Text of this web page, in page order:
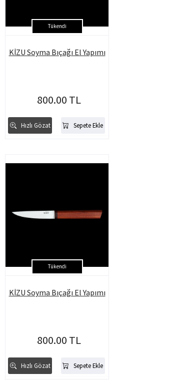
Tükendi
Hızlı Gözat Sepete Ekle
KİZU Soyma Bıçağı El Yapımı
800.00 TL
Tükendi
Hızlı Gözat Sepete Ekle
KİZU Soyma Bıçağı El Yapımı
800.00 TL